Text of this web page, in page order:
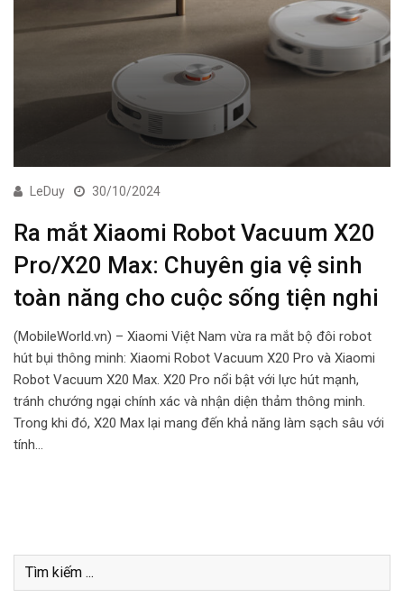
LeDuy 30/10/2024
Ra mắt Xiaomi Robot Vacuum X20
Pro/X20 Max: Chuyên gia vệ sinh
toàn năng cho cuộc sống tiện nghi
(MobileWorld.vn) – Xiaomi Việt Nam vừa ra mắt bộ đôi robot
hút bụi thông minh: Xiaomi Robot Vacuum X20 Pro và Xiaomi
Robot Vacuum X20 Max. X20 Pro nổi bật với lực hút mạnh,
tránh chướng ngại chính xác và nhận diện thảm thông minh.
Trong khi đó, X20 Max lại mang đến khả năng làm sạch sâu với
tính…